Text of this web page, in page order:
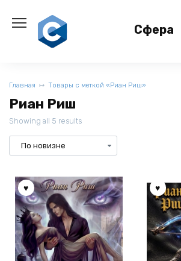
содержанию
Сфера
Главная Товары с меткой «Риан Риш»
Риан Риш
Showing all 5 results